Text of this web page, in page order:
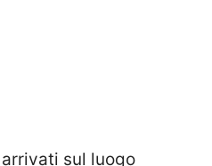
sul luogo